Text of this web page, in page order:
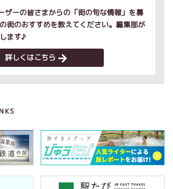
ザーの皆さまからの「街の旬な情報」を募
街のおすすめを教えてください。編集部が
ます♪
詳しくはこちら